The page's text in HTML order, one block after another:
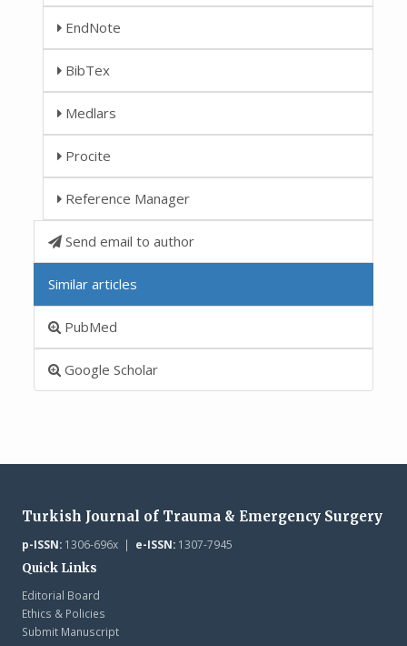
EndNote
BibTex
Medlars
Procite
Reference Manager
Send email to author
Similar articles
PubMed
Google Scholar
Turkish Journal of Trauma & Emergency Surgery
p-ISSN:1306-696x | e-ISSN:1307-7945
Quick Links
Editorial Board
Ethics & Policies
Submit Manuscript